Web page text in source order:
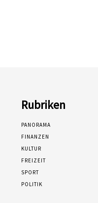
Rubriken
PANORAMA
FINANZEN
KULTUR
FREIZEIT
SPORT
POLITIK